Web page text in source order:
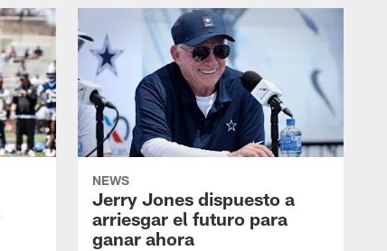
NEWS
Jerry Jones dispuesto a
arriesgar el futuro para
ganar ahora